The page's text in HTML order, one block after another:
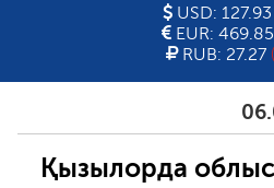
USD: 127.93
EUR: 469.85
RUB: 27.27
Қызылорда